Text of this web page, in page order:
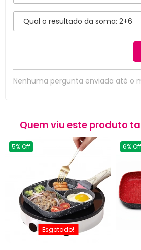
Nenhuma pergunta enviada até o
Quem viu este produto
5% Off
Esgotado!
6% Off